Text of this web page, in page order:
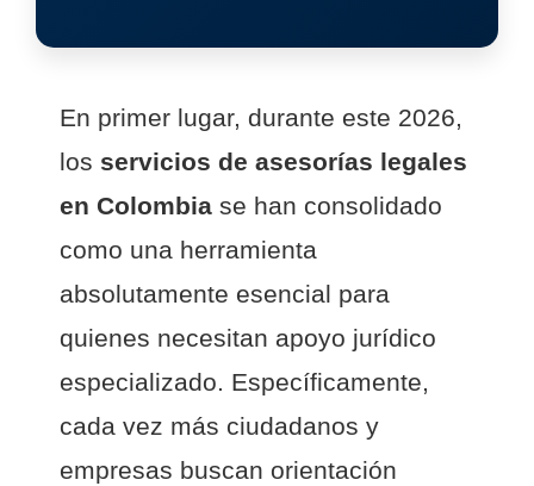
En primer lugar, durante este 2026,
los servicios de asesorías legales
en Colombia se han consolidado
como una herramienta
absolutamente esencial para
quienes necesitan apoyo jurídico
especializado. Específicamente,
cada vez más ciudadanos y
empresas buscan orientación